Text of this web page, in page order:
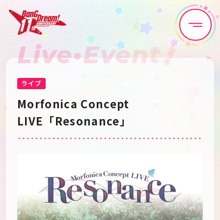
Home News
Live•Event
Artist
Schedule About
Goods
Live•Event
ライブ
Morfonica Concept
LIVE「Resonance」